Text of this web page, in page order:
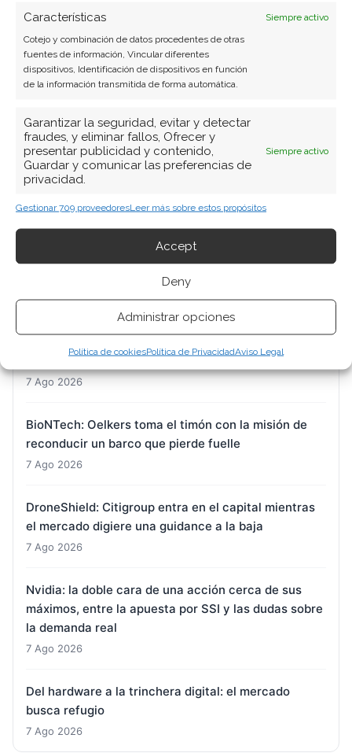
Características
Siempre activo
Cotejo y combinación de datos procedentes de otras
fuentes de información, Vincular diferentes
dispositivos, Identificación de dispositivos en función
de la información transmitida de forma automática.
Garantizar la seguridad, evitar y detectar
fraudes, y eliminar fallos, Ofrecer y
presentar publicidad y contenido,
Guardar y comunicar las preferencias de
privacidad.
Siempre activo
Gestionar 709 proveedoresLeer más sobre estos propósitos
Accept
Deny
Administrar opciones
Política de cookiesPolítica de PrivacidadAviso Legal
BUSCAR
ARTÍCULOS RECIENTES
propio objetivo anual
7 Ago 2026
BioNTech: Oelkers toma el timón con la misión de
reconducir un barco que pierde fuelle
7 Ago 2026
DroneShield: Citigroup entra en el capital mientras
el mercado digiere una guidance a la baja
7 Ago 2026
Nvidia: la doble cara de una acción cerca de sus
máximos, entre la apuesta por SSI y las dudas sobre
la demanda real
7 Ago 2026
Del hardware a la trinchera digital: el mercado
busca refugio
7 Ago 2026